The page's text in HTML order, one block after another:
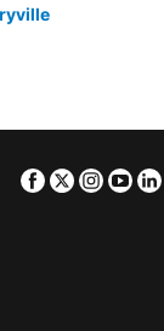
Facebook
Twitter